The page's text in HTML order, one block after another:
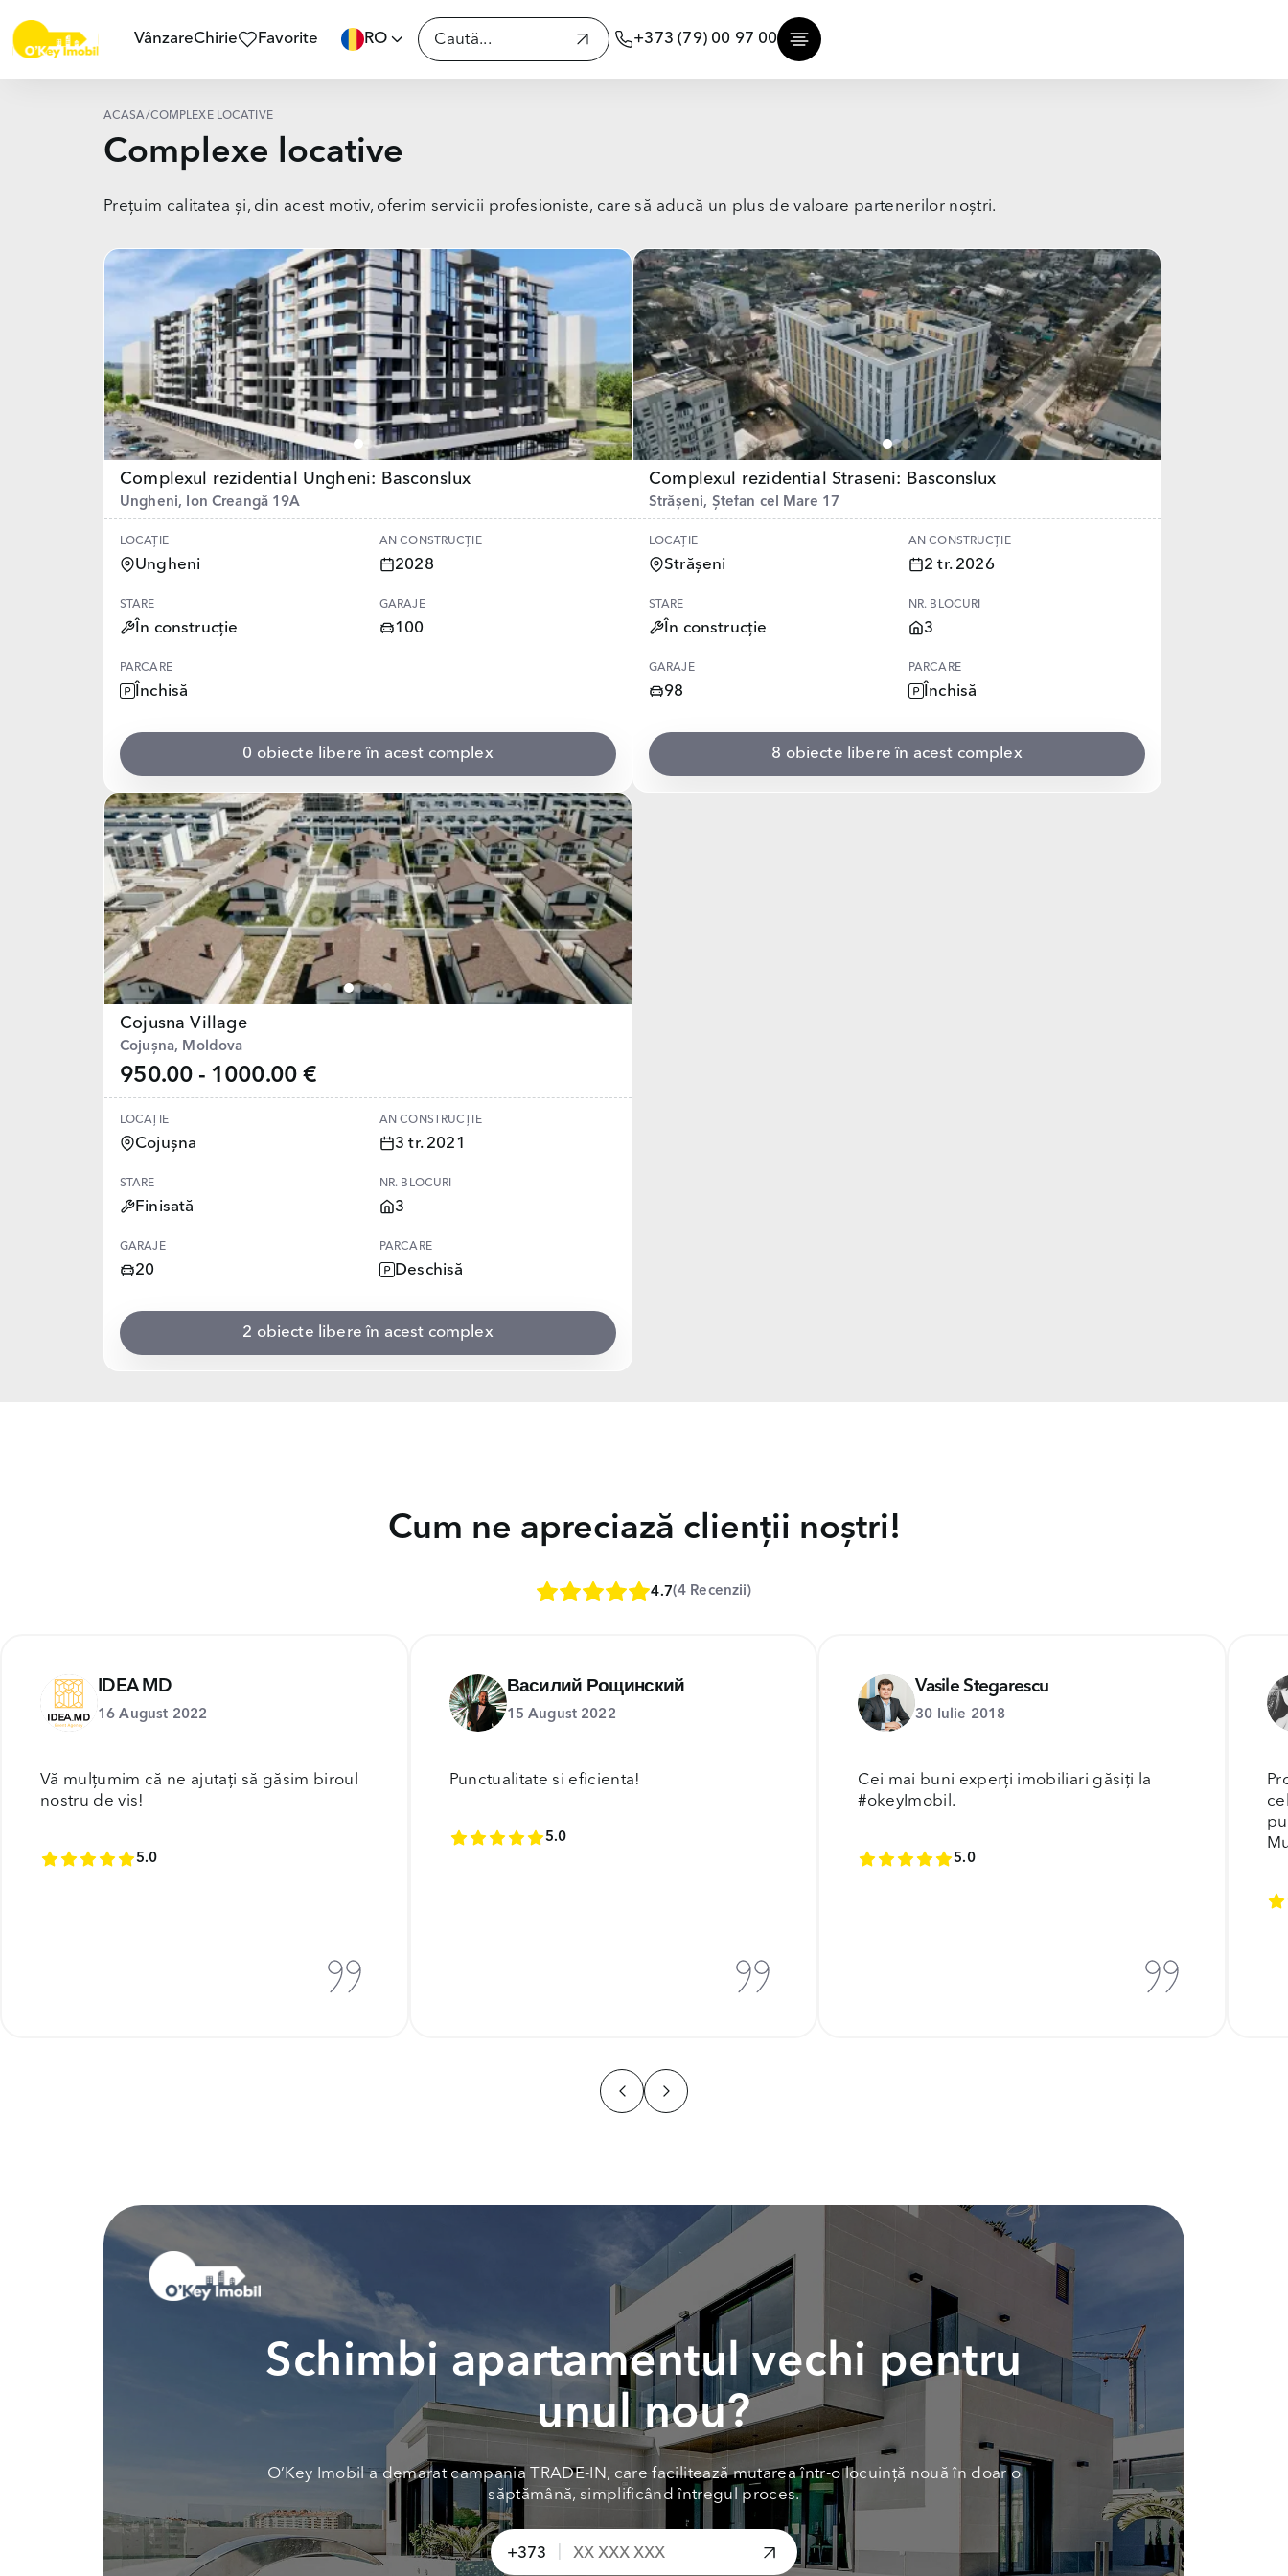
VânzareChirie Favorite RO +373 (79) 00 97 00
ACASĂ/COMPLEXE LOCATIVE
Complexe locative
Prețuim calitatea și, din acest motiv, oferim servicii profesioniste, care să aducă un plus de valoare partenerilor noștri.
Complexul rezidential Ungheni: Basconslux
Ungheni, Ion Creangă 19A
LOCAȚIE
Ungheni
AN CONSTRUCȚIE
2028
STARE
În construcție
GARAJE
100
PARCARE
Închisă
0 obiecte libere în acest complex
Complexul rezidential Straseni: Basconslux
Strășeni, Ștefan cel Mare 17
LOCAȚIE
Strășeni
AN CONSTRUCȚIE
2 tr. 2026
STARE
În construcție
NR. BLOCURI
3
GARAJE
98
PARCARE
Închisă
8 obiecte libere în acest complex
Cojusna Village
Cojușna, Moldova
950.00 - 1000.00 €
LOCAȚIE
Cojușna
AN CONSTRUCȚIE
3 tr. 2021
STARE
Finisată
NR. BLOCURI
3
GARAJE
20
PARCARE
Deschisă
2 obiecte libere în acest complex
Cum ne apreciază clienții noștri!
4.7(4 Recenzii)
IDEA MD
16 August 2022
Vă mulțumim că ne ajutați să găsim biroul
nostru de vis!
5.0
Василий Рощинский
15 August 2022
Punctualitate si eficienta!
5.0
Vasile Stegarescu
30 Iulie 2018
Cei mai buni experți imobiliari găsiți la
#okeyImobil.
5.0
Schimbi apartamentul vechi pentru
unul nou?
O’Key Imobil a demarat campania TRADE-IN, care facilitează mutarea într-o locuință nouă în doar o
săptămână, simplificând întregul proces.
+373